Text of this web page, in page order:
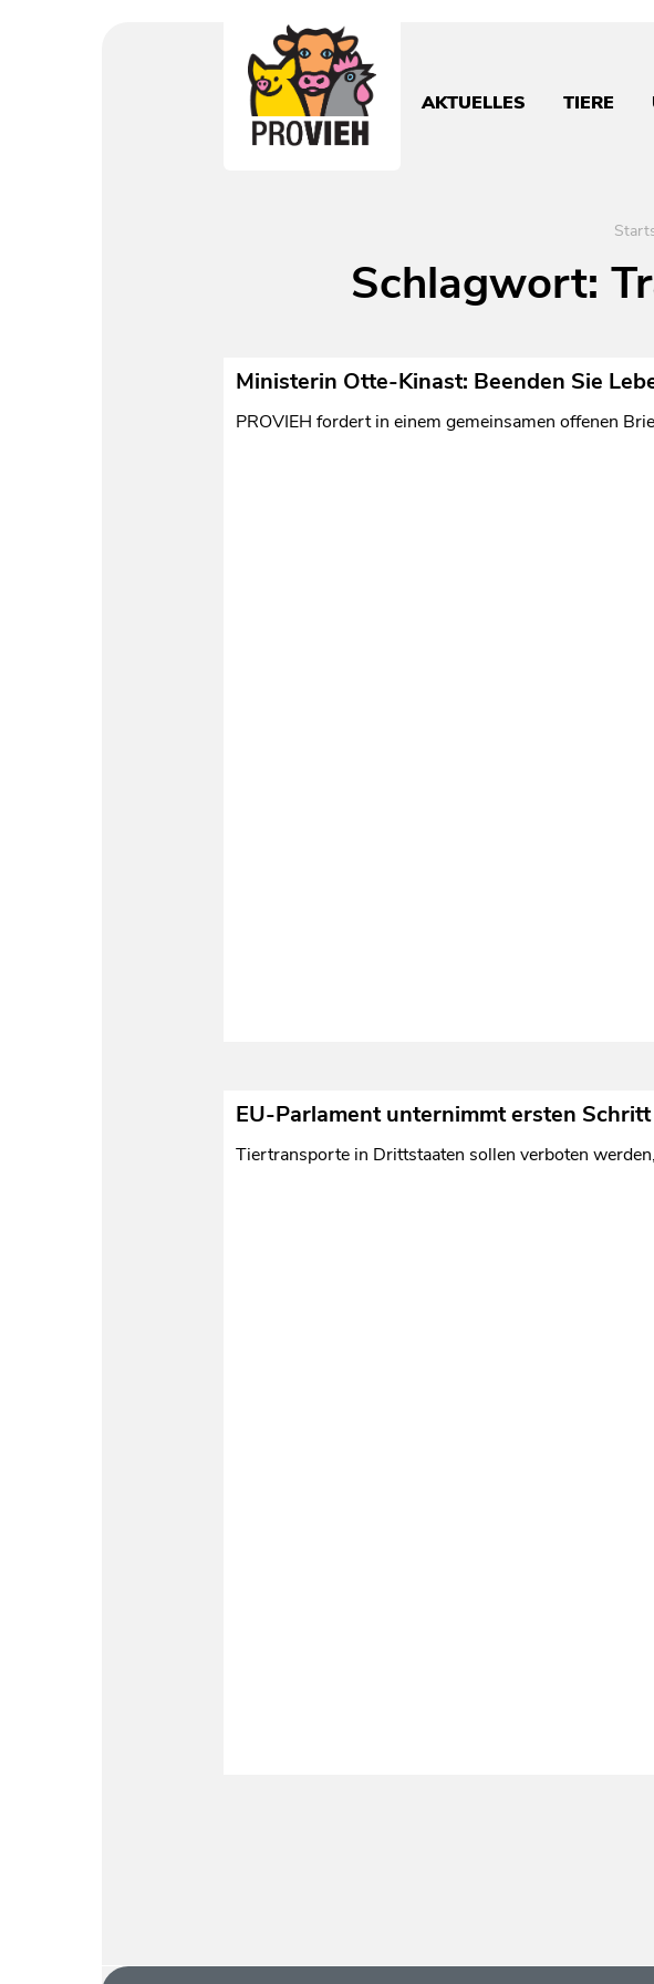
leben.AKTUELLES TIERE
Schlagwort:
Ministerin Otte-Kinast: Beenden Sie
PROVIEH fordert in einem gemeinsamen offenen
EU-Parlament unternimmt ersten
Tiertransporte in Drittstaaten sollen verboten